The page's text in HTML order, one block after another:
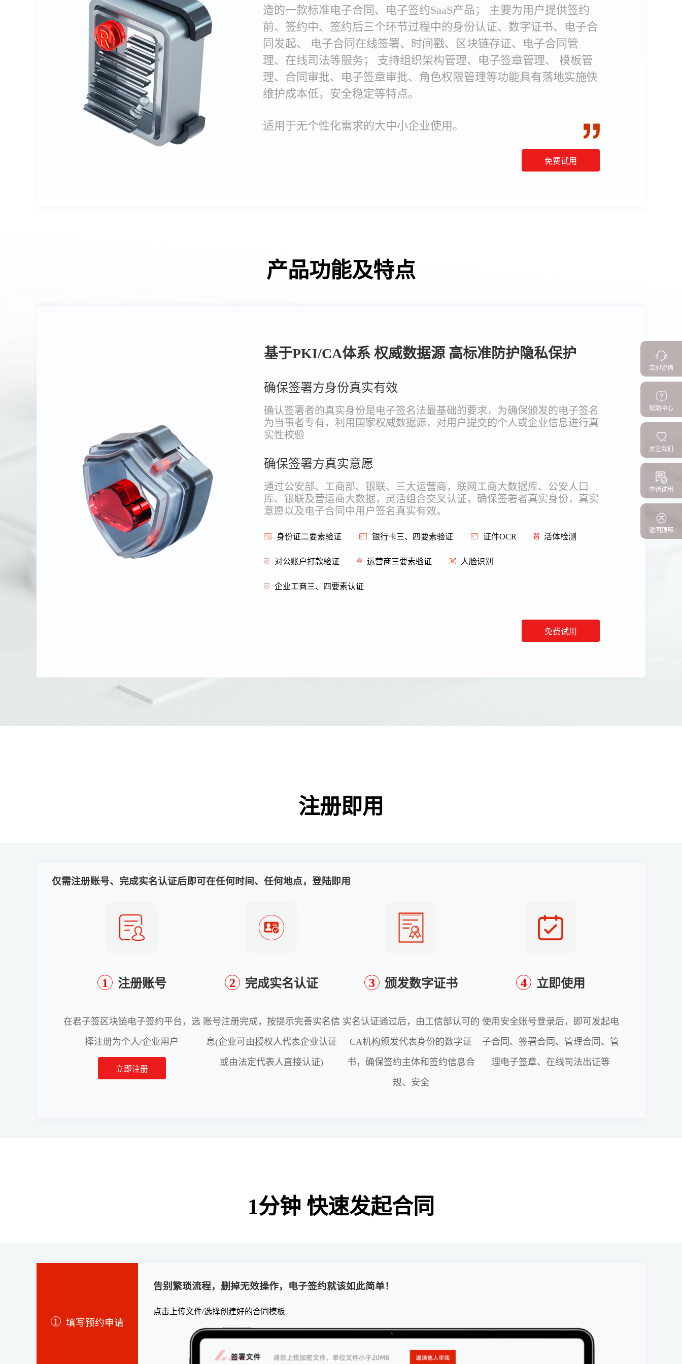
造的一款标准电子合同、电子签约SaaS产品； 主要为用户提供签约
前、签约中、签约后三个环节过程中的身份认证、数字证书、电子合
同发起、 电子合同在线签署、时间戳、区块链存证、电子合同管
理、在线司法等服务； 支持组织架构管理、电子签章管理、 模板管
理、合同审批、电子签章审批、角色权限管理等功能具有落地实施快
维护成本低，安全稳定等特点。
适用于无个性化需求的大中小企业使用。
免费试用
产品功能及特点
基于PKI/CA体系 权威数据源 高标准防护隐私保护
确保签署方身份真实有效
确认签署者的真实身份是电子签名法最基础的要求，为确保颁发的电子签名
为当事者专有，利用国家权威数据源，对用户提交的个人或企业信息进行真
实性校验
确保签署方真实意愿
通过公安部、工商部、银联、三大运营商，联网工商大数据库、公安人口
库、银联及营运商大数据，灵活组合交叉认证，确保签署者真实身份，真实
意愿以及电子合同中用户签名真实有效。
身份证二要素验证 银行卡三、四要素验证 证件OCR 活体检测
对公账户打款验证 运营商三要素验证 人脸识别
企业工商三、四要素认证
免费试用
注册即用
仅需注册账号、完成实名认证后即可在任何时间、任何地点，登陆即用
1 注册账号
在君子签区块链电子签约平台，选
择注册为个人/企业用户
立即注册
2 完成实名认证
账号注册完成，按提示完善实名信
息(企业可由授权人代表企业认证
或由法定代表人直接认证)
3 颁发数字证书
实名认证通过后，由工信部认可的
CA机构颁发代表身份的数字证
书，确保签约主体和签约信息合
规、安全
4 立即使用
使用安全账号登录后，即可发起电
子合同、签署合同、管理合同、管
理电子签章、在线司法出证等
1分钟 快速发起合同
1 填写预约申请
告别繁琐流程，删掉无效操作，电子签约就该如此简单！
点击上传文件/选择创建好的合同模板
立即咨询
帮助中心
关注我们
申请试用
返回顶部